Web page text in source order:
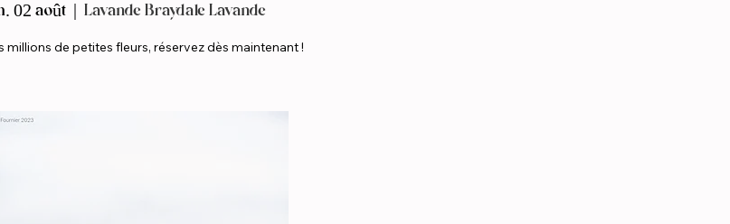
02 août Lavande Braydale Lavande
millions de petites fleurs, réservez dès maintenant !